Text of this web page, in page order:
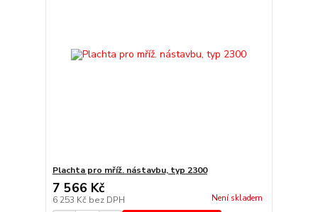
Plachta pro mříž. nástavbu, typ 2300
7 566 Kč
6 253 Kč bez DPH Není skladem